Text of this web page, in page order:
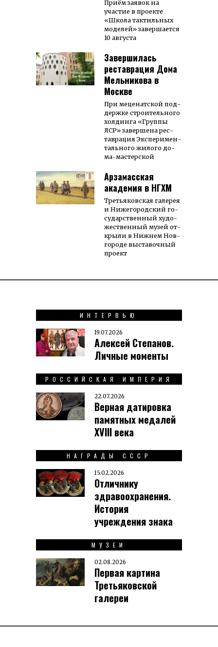
Приём заявок на
участие в проекте
«Школа тактильных
моделей» завершается
10 августа
Завершилась
реставрация Дома
Мельникова в
Москве
При ме­це­нат­ской под­
держ­ке строи­тель­ного
хол­динга «Груп­пы
ЛСР» за­вер­ше­на рес­
тав­ра­ция Экс­пе­ри­мен­
таль­ного жи­ло­го до­
ма-мас­тер­ской
Арзамасская
академия в НГХМ
Третья­ков­ская га­ле­рея
и Ниже­го­род­ский го­
су­дар­ствен­ный ху­до­
же­ст­вен­ный му­зей от­
кры­ли в Нижнем Нов­
го­ро­де вы­ста­воч­ный
проект
ИНТЕРВЬЮ
19.07.2026
Алексей Степанов.
Личные моменты
РОССИЙСКАЯ ИМПЕРИЯ
22.07.2026
Верная датировка
памятных медалей
XVIII века
НАГРАДЫ СССР
15.02.2026
Отличнику
здравоохранения.
История
учреждения знака
МУЗЕИ
02.08.2026
Первая картина
Третьяковской
галереи